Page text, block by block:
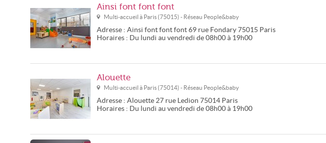
Ainsi font font font
Multi-accueil à Paris (75015) - Réseau People&baby
Adresse : Ainsi font font font 69 rue Fondary 75015 Paris
Horaires : Du lundi au vendredi de 08h00 à 19h00
Alouette
Multi-accueil à Paris (75014) - Réseau People&baby
Adresse : Alouette 27 rue Ledion 75014 Paris
Horaires : Du lundi au vendredi de 08h00 à 19h00